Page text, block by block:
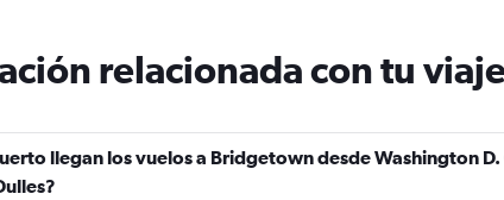
relacionada con tu
llegan los vuelos a Bridgetown desde Washington